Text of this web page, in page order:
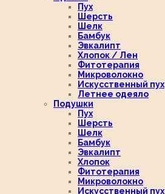
Пух
Шерсть
Шелк
Бамбук
Эвкалипт
Хлопок / Лен
Фитотерапия
Микроволокно
Искусственный пух
Летнее одеяло
Подушки
Пух
Шерсть
Шелк
Бамбук
Эвкалипт
Хлопок
Фитотерапия
Микроволокно
Искусственный пух